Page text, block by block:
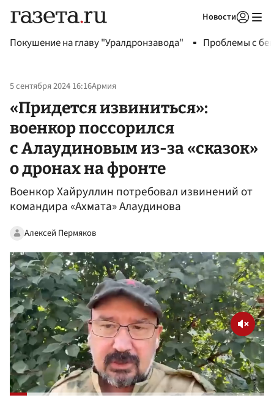
Новости
Покушение на главу "Уралдронзавода" Проблемы с
5 сентября 2024 16:16Армия
«Придется извиниться»:
военкор поссорился
с Алаудиновым из-за «сказок»
о дронах на фронте
Военкор Хайруллин потребовал извинений от
командира «Ахмата» Алаудинова
Алексей Пермяков